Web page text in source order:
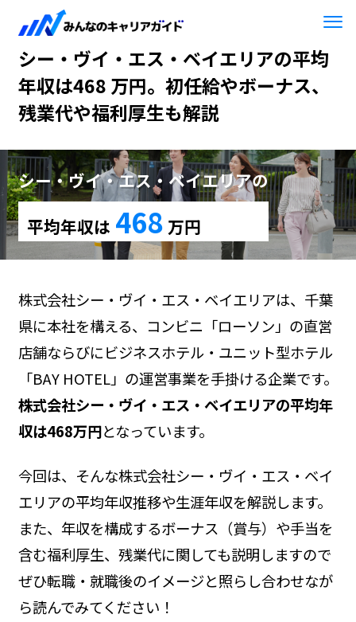
HOME シー・ヴイ・エス・ベイエリア
シー・ヴイ・エス・ベイエリアの平均
年収は468 万円。初任給やボーナス、
残業代や福利厚生も解説
シー・ヴイ・エス・ベイエリアの
平均年収は 468 万円
株式会社シー・ヴイ・エス・ベイエリアは、千葉
県に本社を構える、コンビニ「ローソン」の直営
店舗ならびにビジネスホテル・ユニット型ホテル
「BAY HOTEL」の運営事業を手掛ける企業です。
株式会社シー・ヴイ・エス・ベイエリアの平均年
収は468万円となっています。
今回は、そんな株式会社シー・ヴイ・エス・ベイ
エリアの平均年収推移や生涯年収を解説します。
また、年収を構成するボーナス（賞与）や手当を
含む福利厚生、残業代に関しても説明しますので
ぜひ転職・就職後のイメージと照らし合わせなが
ら読んでみてください！